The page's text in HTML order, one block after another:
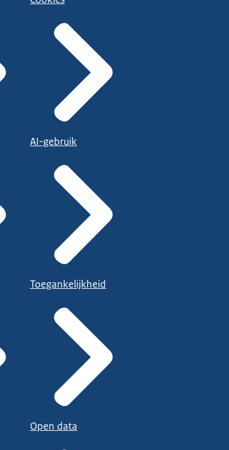
AI-gebruik
Toegankelijkheid
Open data